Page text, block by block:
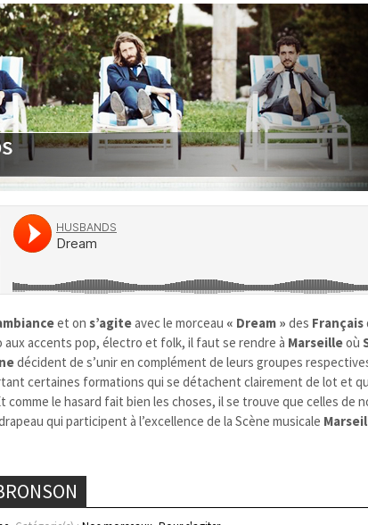
et ons’agiteavec le morceau « Dream » des Français
aux accents pop, électro et folk, il faut se rendre à Marseilleoù
décident de s’unir en complément de leurs groupes
certaines formations qui se détachent clairement de lot et
comme le hasard fait bien les choses, il se trouve que celles
qui participent à l’excellence de la Scène musicale